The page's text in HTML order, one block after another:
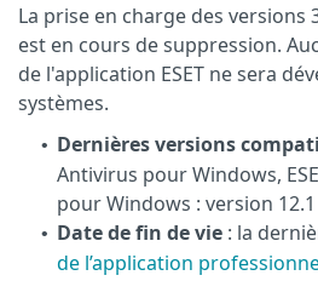
La prise en charge des versions
est en cours de suppression.
de l'application ESET ne sera
systèmes.
• Dernières versions
Antivirus pour Windows,
pour Windows : version 12.1
• Date de fin de vie : la
de l’application